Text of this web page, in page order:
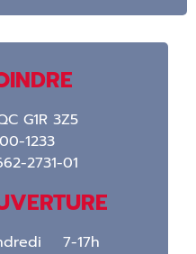
G1R 3Z5
1233
2731-01
7-17h